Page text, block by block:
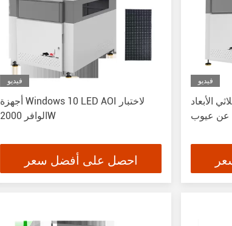
فيديو
أجهزة Windows 10 LED AOI لاختبار
الوافر 2000W
احصل على أفضل سعر
فيديو
الأبعاد